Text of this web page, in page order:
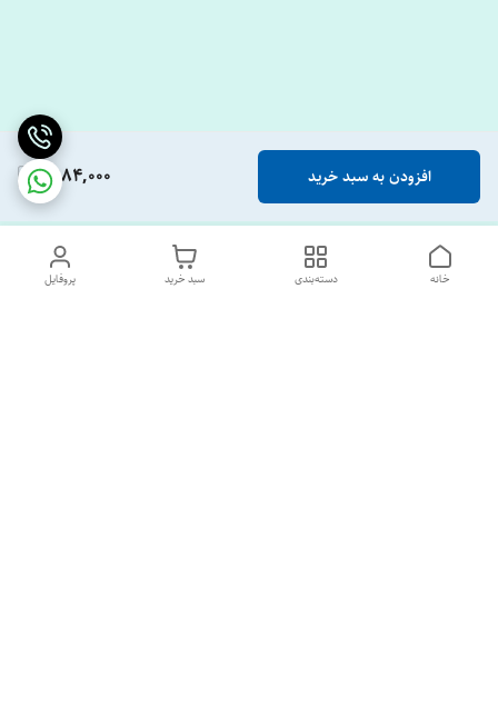
1,984,000 افزودن به سبد خرید
پروفایل سبد خرید دسته‌بندی خانه